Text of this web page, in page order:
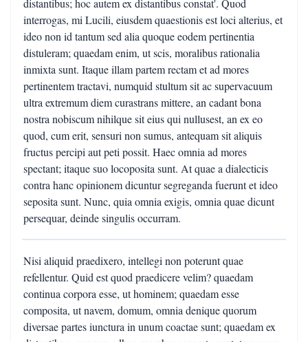
distantibus; hoc autem ex distantibus constat'. Quod
interrogas, mi Lucili, eiusdem quaestionis est loci alterius, et
ideo non id tantum sed alia quoque eodem pertinentia
distuleram; quaedam enim, ut scis, moralibus rationalia
inmixta sunt. Itaque illam partem rectam et ad mores
pertinentem tractavi, numquid stultum sit ac supervacuum
ultra extremum diem curastrans mittere, an cadant bona
nostra nobiscum nihilque sit eius qui nullusest, an ex eo
quod, cum erit, sensuri non sumus, antequam sit aliquis
fructus percipi aut peti possit. Haec omnia ad mores
spectant; itaque suo locoposita sunt. At quae a dialecticis
contra hanc opinionem dicuntur segreganda fuerunt et ideo
seposita sunt. Nunc, quia omnia exigis, omnia quae dicunt
persequar, deinde singulis occurram.
Nisi aliquid praedixero, intellegi non poterunt quae
refellentur. Quid est quod praedicere velim? quaedam
continua corpora esse, ut hominem; quaedam esse
composita, ut navem, domum, omnia denique quorum
diversae partes iunctura in unum coactae sunt; quaedam ex